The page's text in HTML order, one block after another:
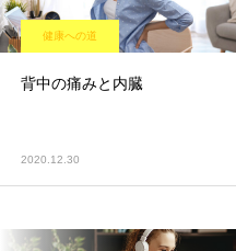
健康への道
背中の痛みと内臓
2020.12.30